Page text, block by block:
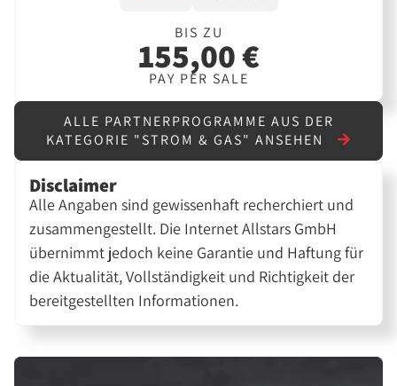
BIS ZU
155,00 €
PAY PER SALE
ALLE PARTNERPROGRAMME AUS DER
KATEGORIE "STROM & GAS" ANSEHEN
Disclaimer
Alle Angaben sind gewissenhaft recherchiert und
zusammengestellt. Die Internet Allstars GmbH
übernimmt jedoch keine Garantie und Haftung für
die Aktualität, Vollständigkeit und Richtigkeit der
bereitgestellten Informationen.